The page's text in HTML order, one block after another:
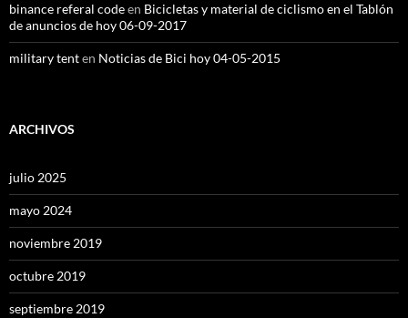
binance referal codeen Bicicletas y material de ciclismo en el Tablón
de anuncios de hoy 06-09-2017
military tenten Noticias de Bici hoy 04-05-2015
ARCHIVOS
julio 2025
mayo 2024
noviembre 2019
octubre 2019
septiembre 2019